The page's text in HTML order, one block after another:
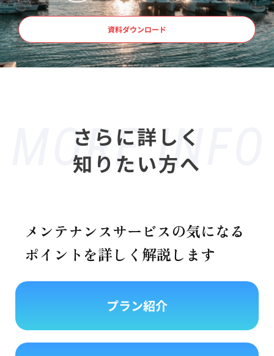
資料ダウンロード
さらに詳しく
知りたい方へ
メンテナンスサービスの気になる
ポイントを詳しく解説します
プラン紹介